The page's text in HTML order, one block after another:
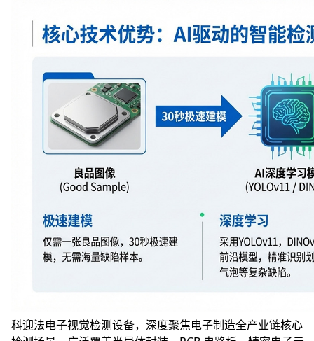
科迎法电子视觉检测设备，深度聚焦电子制造全产业链核心